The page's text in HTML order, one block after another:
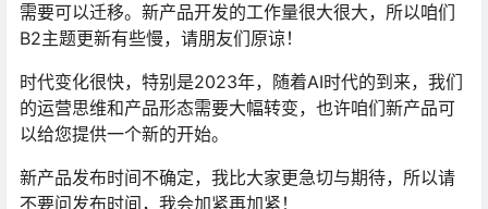
需要可以迁移。新产品开发的工作量很大很大，所以咱们
B2主题更新有些慢，请朋友们原谅！
时代变化很快，特别是2023年，随着AI时代的到来，我们
的运营思维和产品形态需要大幅转变，也许咱们新产品可
以给您提供一个新的开始。
新产品发布时间不确定，我比大家更急切与期待，所以请
不要问发布时间，我会加紧再加紧！